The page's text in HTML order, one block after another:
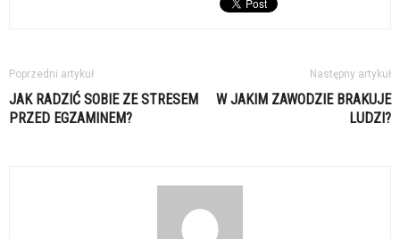
Poprzedni artykuł
JAK RADZIĆ SOBIE ZE STRESEM
PRZED EGZAMINEM?
Następny artykuł
W JAKIM ZAWODZIE BRAKUJE
LUDZI?